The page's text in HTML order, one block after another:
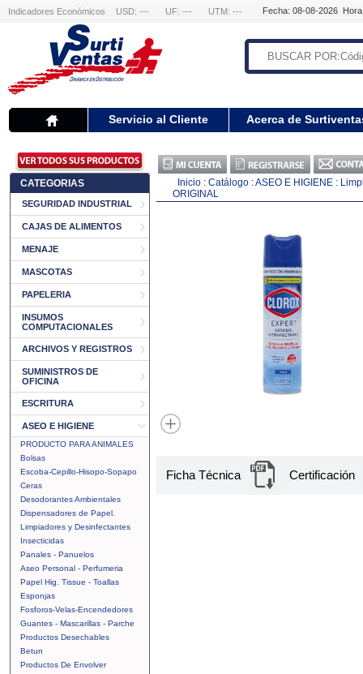
Indicadores Económicos USD: --- UF: --- UTM: --- Fecha: 08-08-2026
Servicio al Cliente Acerca de
CATEGORIAS
SEGURIDAD INDUSTRIAL
CAJAS DE ALIMENTOS
MENAJE
MASCOTAS
PAPELERIA
INSUMOS
COMPUTACIONALES
ARCHIVOS Y REGISTROS
SUMINISTROS DE
OFICINA
ESCRITURA
ASEO E HIGIENE
PRODUCTO PARA ANIMALES
Bolsas
Escoba-Cepillo-Hisopo-Sopapo
Ceras
Desodorantes Ambientales
Dispensadores de Papel.
Limpiadores y Desinfectantes
Insecticidas
Panales - Panuelos
Aseo Personal - Perfumeria
Papel Hig. Tissue - Toallas
Esponjas
Fosforos-Velas-Encendedores
Guantes - Mascarillas - Parche
Productos Desechables
Betun
Productos De Envolver
Inicio : Catálogo :ASEO E HIGIENE :
ORIGINAL
Ficha Técnica Certificación